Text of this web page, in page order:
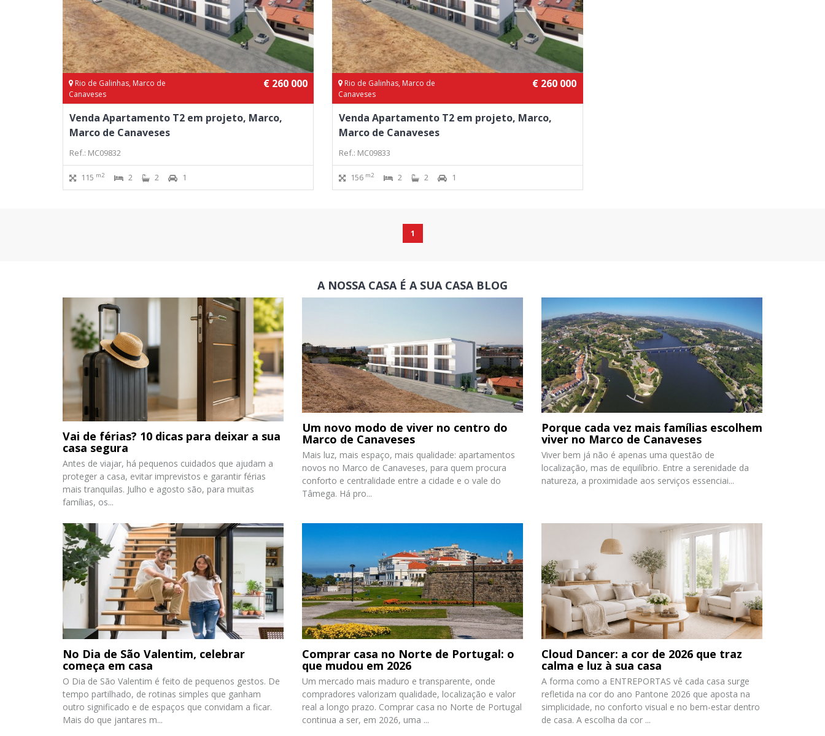
Rio de Galinhas, Marco de
Canaveses
€ 260 000
Venda Apartamento T2 em projeto, Marco,
Marco de Canaveses
Ref.: MC09832
115 m2 2 2 1
Rio de Galinhas, Marco de
Canaveses
€ 260 000
Venda Apartamento T2 em projeto, Marco,
Marco de Canaveses
Ref.: MC09833
156 m2 2 2 1
1
A NOSSA CASA É A SUA CASA BLOG
Vai de férias? 10 dicas para deixar a sua
casa segura
Antes de viajar, há pequenos cuidados que ajudam a
proteger a casa, evitar imprevistos e garantir férias
mais tranquilas. Julho e agosto são, para muitas
famílias, os...
Um novo modo de viver no centro do
Marco de Canaveses
Mais luz, mais espaço, mais qualidade: apartamentos
novos no Marco de Canaveses, para quem procura
conforto e centralidade entre a cidade e o vale do
Tâmega. Há pro...
Porque cada vez mais famílias escolhem
viver no Marco de Canaveses
Viver bem já não é apenas uma questão de
localização, mas de equilíbrio. Entre a serenidade da
natureza, a proximidade aos serviços essenciai...
No Dia de São Valentim, celebrar
começa em casa
O Dia de São Valentim é feito de pequenos gestos. De
tempo partilhado, de rotinas simples que ganham
outro significado e de espaços que convidam a ficar.
Mais do que jantares m...
Comprar casa no Norte de Portugal: o
que mudou em 2026
Um mercado mais maduro e transparente, onde
compradores valorizam qualidade, localização e valor
real a longo prazo. Comprar casa no Norte de Portugal
continua a ser, em 2026, uma ...
Cloud Dancer: a cor de 2026 que traz
calma e luz à sua casa
A forma como a ENTREPORTAS vê cada casa surge
refletida na cor do ano Pantone 2026 que aposta na
simplicidade, no conforto visual e no bem-estar dentro
de casa. A escolha da cor ...